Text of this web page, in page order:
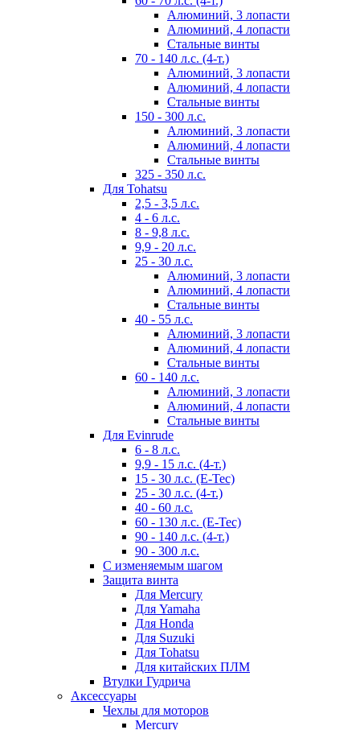
Алюминий, 3 лопасти
Алюминий, 4 лопасти
Стальные винты
70 - 140 л.с. (4-т.)
Алюминий, 3 лопасти
Алюминий, 4 лопасти
Стальные винты
150 - 300 л.с.
Алюминий, 3 лопасти
Алюминий, 4 лопасти
Стальные винты
325 - 350 л.с.
Для Tohatsu
2,5 - 3,5 л.с.
4 - 6 л.с.
8 - 9,8 л.с.
9,9 - 20 л.с.
25 - 30 л.с.
Алюминий, 3 лопасти
Алюминий, 4 лопасти
Стальные винты
40 - 55 л.с.
Алюминий, 3 лопасти
Алюминий, 4 лопасти
Стальные винты
60 - 140 л.с.
Алюминий, 3 лопасти
Алюминий, 4 лопасти
Стальные винты
Для Evinrude
6 - 8 л.с.
9,9 - 15 л.с. (4-т.)
15 - 30 л.с. (E-Tec)
25 - 30 л.с. (4-т.)
40 - 60 л.с.
60 - 130 л.с. (E-Tec)
90 - 140 л.с. (4-т.)
90 - 300 л.с.
С изменяемым шагом
Защита винта
Для Mercury
Для Yamaha
Для Honda
Для Suzuki
Для Tohatsu
Для китайских ПЛМ
Втулки Гудрича
Аксессуары
Чехлы для моторов
Mercury